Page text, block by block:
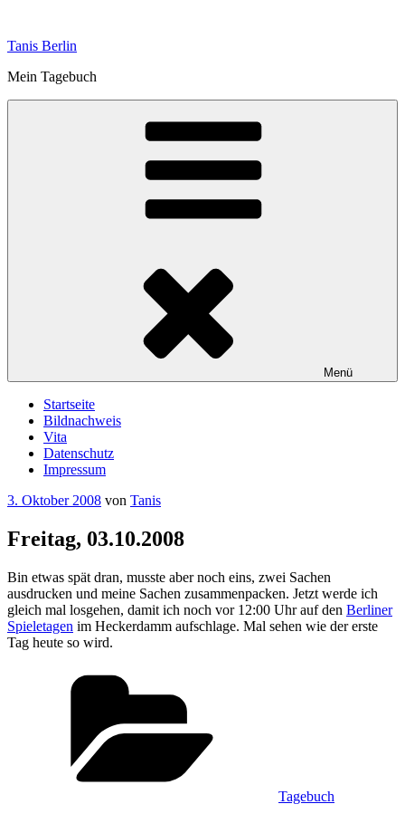
springen
Tanis Berlin
Mein Tagebuch
Menü
Startseite
Bildnachweis
Vita
Datenschutz
Impressum
Veröffentlicht
3. Oktober 2008 von Tanis
Freitag, 03.10.2008
Bin etwas spät dran, musste aber noch eins, zwei Sachen
ausdrucken und meine Sachen zusammenpacken. Jetzt werde ich
gleich mal losgehen, damit ich noch vor 12:00 Uhr auf den Berliner
Spieletagen im Heckerdamm aufschlage. Mal sehen wie der erste
Tag heute so wird.
Tagebuch